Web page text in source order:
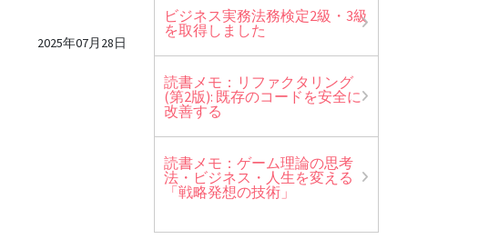
2025年07月28日
ビジネス実務法務検定2級・3級
を取得しました
読書メモ：リファクタリング
(第2版): 既存のコードを安全に
改善する
読書メモ：ゲーム理論の思考
法・ビジネス・人生を変える
「戦略発想の技術」